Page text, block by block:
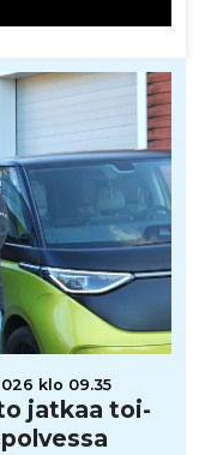
klo 09.35
jatkaa toi­